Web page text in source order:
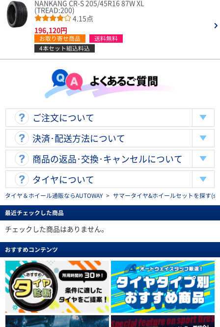
NANKANG CR-S 205/45R16 87W XL
(TREAD:200)
4.15点
196,120円
お取り寄せ商品
送料無料
4本セット組込料込
ご注文について
決済･配送方法について
商品の返品･交換･キャンセルについて
タイヤについて
タイヤ＆ホイール通販ならAUTOWAY > サマータイヤ&ホイールセットを探す
最近チェックした商品
チェックした商品はありません。
おすすめコンテンツ